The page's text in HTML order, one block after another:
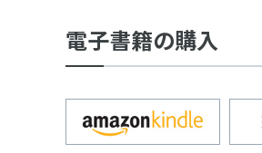
電子書籍の購入